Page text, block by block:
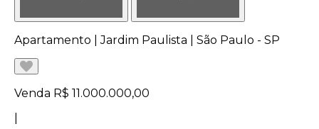
Apartamento | Jardim Paulista | São Paulo - SP
Venda R$ 11.000.000,00